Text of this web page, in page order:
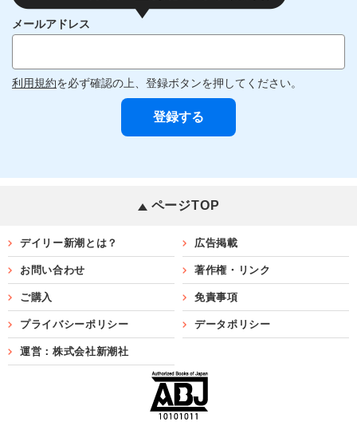
メールアドレス
利用規約を必ず確認の上、登録ボタンを押してください。
ページTOP
デイリー新潮とは？ 広告掲載
お問い合わせ 著作権・リンク
ご購入 免責事項
プライバシーポリシー データポリシー
運営：株式会社新潮社